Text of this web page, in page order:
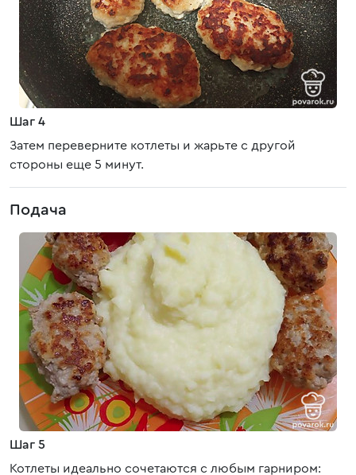
Шаг 4
Затем переверните котлеты и жарьте с другой
стороны еще 5 минут.
Подача
Шаг 5
Котлеты идеально сочетаются с любым гарниром: